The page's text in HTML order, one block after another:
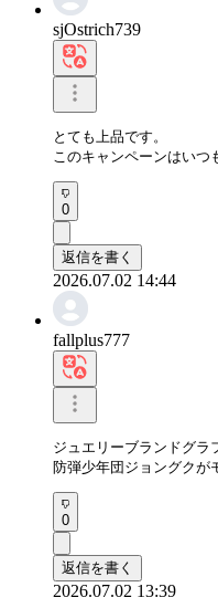
sjOstrich739
とても上品です。
このキャンペーンはいつ
0
返信を書く
2026.07.02 14:44
fallplus777
ジュエリーブランドグ
防弾少年団ジョングクが
0
返信を書く
2026.07.02 13:39